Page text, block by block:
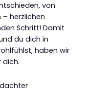
von
herzlichen
Schritt! Damit
du dich in
haben wir
dich.